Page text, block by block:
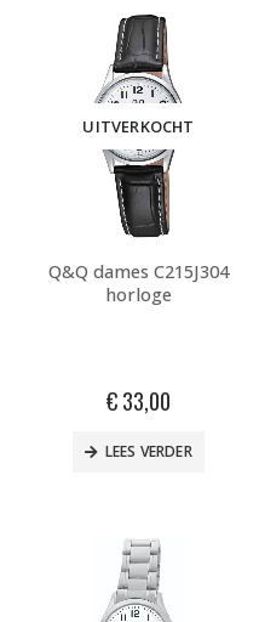
UITVERKOCHT
Q&Q dames C215J304
horloge
€33,00
LEES VERDER